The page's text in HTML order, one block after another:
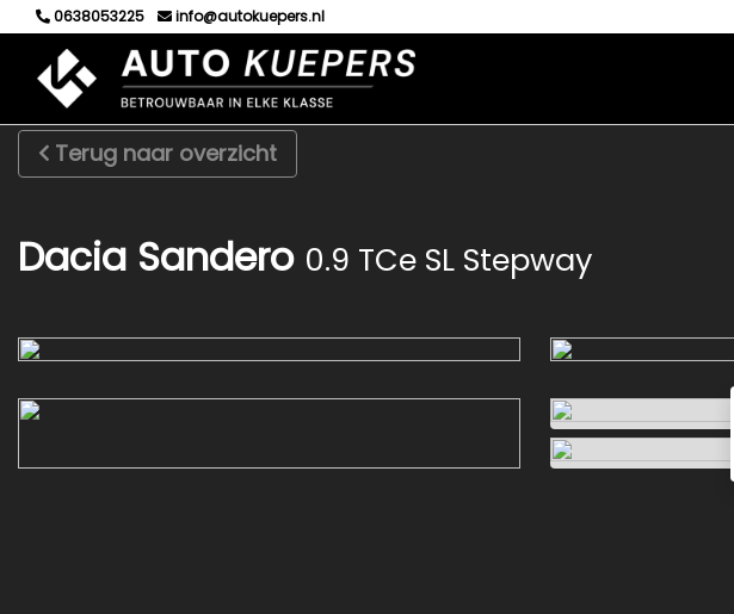
0638053225 info@autokuepers.nl
Terug naar overzicht
Dacia Sandero 0.9 TCe SL Stepway